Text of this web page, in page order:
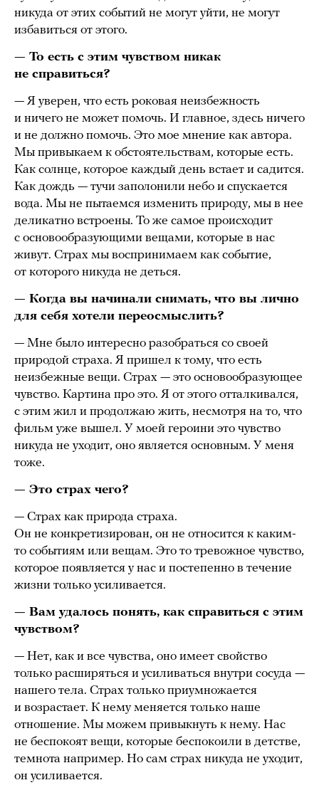
никуда от этих событий не могут уйти, не могут
избавиться от этого.
— То есть с этим чувством никак
не справиться?
— Я уверен, что есть роковая неизбежность
и ничего не может помочь. И главное, здесь ничего
и не должно помочь. Это мое мнение как автора.
Мы привыкаем к обстоятельствам, которые есть.
Как солнце, которое каждый день встает и садится.
Как дождь — тучи заполонили небо и спускается
вода. Мы не пытаемся изменить природу, мы в нее
деликатно встроены. То же самое происходит
с основообразующими вещами, которые в нас
живут. Страх мы воспринимаем как событие,
от которого никуда не деться.
— Когда вы начинали снимать, что вы лично
для себя хотели переосмыслить?
— Мне было интересно разобраться со своей
природой страха. Я пришел к тому, что есть
неизбежные вещи. Страх — это основообразующее
чувство. Картина про это. Я от этого отталкивался,
с этим жил и продолжаю жить, несмотря на то, что
фильм уже вышел. У моей героини это чувство
никуда не уходит, оно является основным. У меня
тоже.
— Это страх чего?
— Страх как природа страха.
Он не конкретизирован, он не относится к каким-
то событиям или вещам. Это то тревожное чувство,
которое появляется у нас и постепенно в течение
жизни только усиливается.
— Вам удалось понять, как справиться с этим
чувством?
— Нет, как и все чувства, оно имеет свойство
только расширяться и усиливаться внутри сосуда —
нашего тела. Страх только приумножается
и возрастает. К нему меняется только наше
отношение. Мы можем привыкнуть к нему. Нас
не беспокоят вещи, которые беспокоили в детстве,
темнота например. Но сам страх никуда не уходит,
он усиливается.